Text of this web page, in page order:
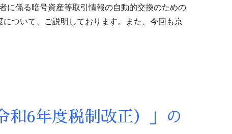
に係る暗号資産等取引情報の自動的交換のための
ついて、ご説明しております。また、今回も京
和6年度税制改正）」の